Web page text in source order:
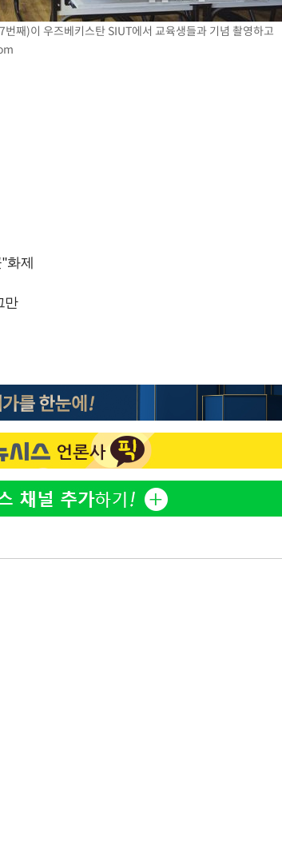
째)이 우즈베키스탄 SIUT에서 교육생들과 기념 촬영하고